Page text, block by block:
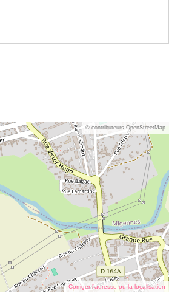
© contributeurs OpenStreetMap
Corriger l’adresse ou la localisation